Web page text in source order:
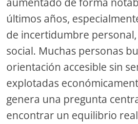
últimos años,
de incertidumbre
social. Muchas personas
orientación accesible sin
explotadas
genera una pregunta
encontrar un equilibrio